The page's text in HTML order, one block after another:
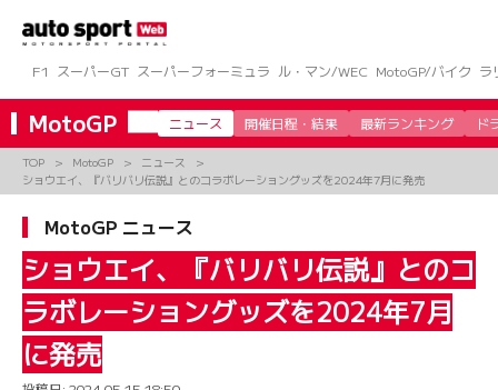
ツ
へ
ス
キ
プ
F1 スーパーGT スーパーフォーミュラ ル・マン/WEC MotoGP/バイク ラ
MotoGP ニュース 開催日程・結果 最新ランキング ド
TOP MotoGP
ニュース
ショウエイ、『バリバリ伝説』とのコラボレーショングッズを2024年7月に発売
MotoGP ニュース
ショウエイ、『バリバリ伝説』とのコ
ラボレーショングッズを2024年7月
に発売